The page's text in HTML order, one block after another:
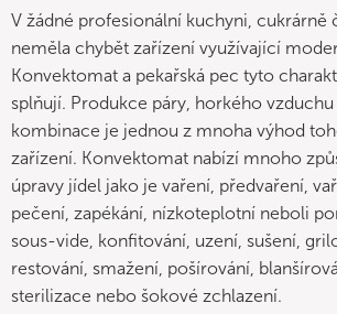
V žádné profesionální kuchyni, cukrárně
neměla chybět zařízení využívající
Konvektomat a pekařská pec tyto
splňují. Produkce páry, horkého
kombinace je jednou z mnoha výhod
zařízení. Konvektomat nabízí mnoho
úpravy jídel jako je vaření, předvaření,
pečení, zapékání, nízkoteplotní neboli
sous-vide, konfitování, uzení, sušení,
restování, smažení, pošírování,
sterilizace nebo šokové zchlazení.